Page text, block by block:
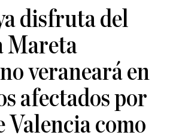
disfruta del
Mareta
veraneará en
afectados por
Valencia como